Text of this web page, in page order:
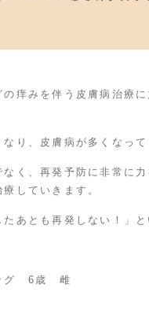
の痒みを伴う皮膚病治療
り、皮膚病が多くなって
く、再発予防に非常に
していきます。
あとも再発しない！」と
グ 6歳 雌